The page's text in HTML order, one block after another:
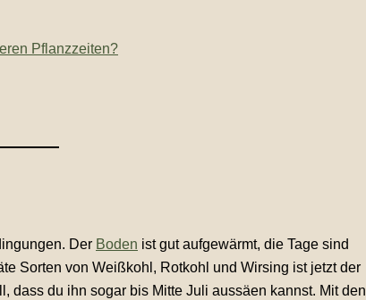
Pflanzzeiten?
Der Boden ist gut aufgewärmt, die Tage sind
Sorten von Weißkohl, Rotkohl und Wirsing ist jetzt der
dass du ihn sogar bis Mitte Juli aussäen kannst. Mit den